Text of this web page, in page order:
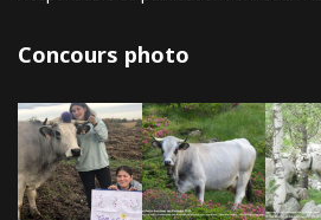
Concours photo